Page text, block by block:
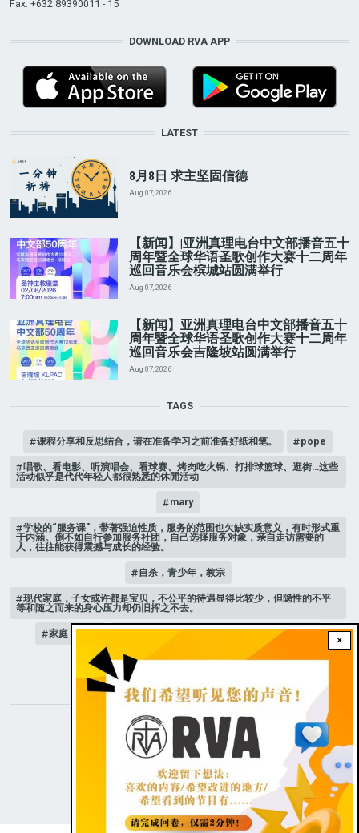
×
Fax: +632 89390011 - 15
DOWNLOAD RVA APP
LATEST
8月8日 求主坚固信德
Aug 07, 2026
【新闻】|亚洲真理电台中文部播音五十
周年暨全球华语圣歌创作大赛十二周年
巡回音乐会槟城站圆满举行
Aug 07, 2026
【新闻】亚洲真理电台中文部播音五十
周年暨全球华语圣歌创作大赛十二周年
巡回音乐会吉隆坡站圆满举行
Aug 07, 2026
TAGS
课程分享和反思结合，请在准备学习之前准备好纸和笔。 pope
唱歌、看电影、听演唱会、看球赛、烤肉吃火锅、打排球篮球、逛街…这些
活动似乎是代代年轻人都很熟悉的休閒活动
mary
学校的“服务课”，带著强迫性质，服务的范围也欠缺实质意义，有时形式重
于内涵。倒不如自行参加服务社团，自己选择服务对象，亲自走访需要的
人，往往能获得震撼与成长的经验。
自杀，青少年，教宗
现代家庭，子女或许都是宝贝，不公平的待遇显得比较少，但隐性的不平
等和随之而来的身心压力却仍旧挥之不去。
家庭 # 课堂 是可以选择，少男少女想要当男人还是女人？
人际关系
STAY CONNECTED WITH US!